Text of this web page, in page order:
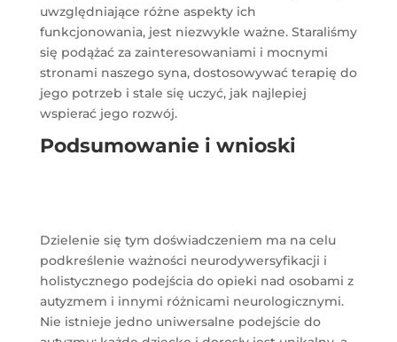
uwzględniające różne aspekty ich
funkcjonowania, jest niezwykle ważne. Staraliśmy
się podążać za zainteresowaniami i mocnymi
stronami naszego syna, dostosowywać terapię do
jego potrzeb i stale się uczyć, jak najlepiej
wspierać jego rozwój.
Podsumowanie i wnioski
Dzielenie się tym doświadczeniem ma na celu
podkreślenie ważności neurodywersyfikacji i
holistycznego podejścia do opieki nad osobami z
autyzmem i innymi różnicami neurologicznymi.
Nie istnieje jedno uniwersalne podejście do